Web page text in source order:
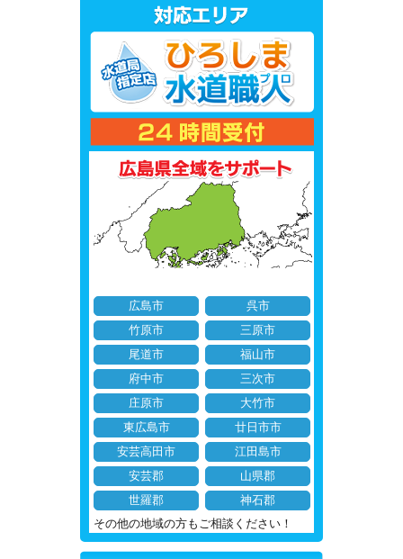
広島市
呉市
竹原市
三原市
尾道市
福山市
府中市
三次市
庄原市
大竹市
東広島市
廿日市市
安芸高田市
江田島市
安芸郡
山県郡
世羅郡
神石郡
その他の地域の方もご相談ください！